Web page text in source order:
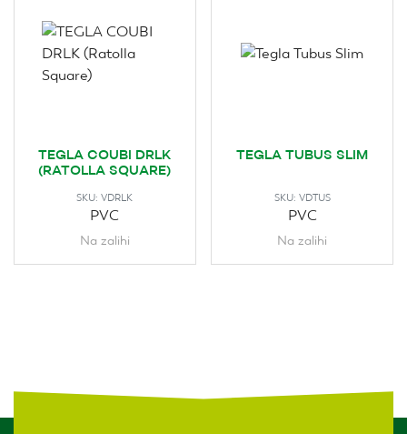
TEGLA COUBI DRLK
(RATOLLA SQUARE)
SKU:VDRLK
PVC
Na zalihi
TEGLA TUBUS SLIM
SKU: VDTUS
PVC
Na zalihi